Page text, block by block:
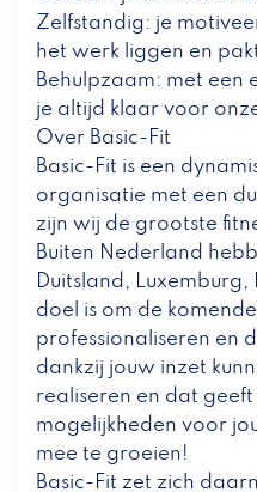
Zelfstandig: je
het werk liggen en
Behulpzaam: met een
je altijd klaar voor
Over Basic-Fit
Basic-Fit is een
organisatie met een
zijn wij de grootste
Buiten Nederland
Duitsland,
doel is om de
professionaliseren en
dankzij jouw inzet
realiseren en dat
mogelijkheden voor
mee te groeien!
Basic-Fit zet zich